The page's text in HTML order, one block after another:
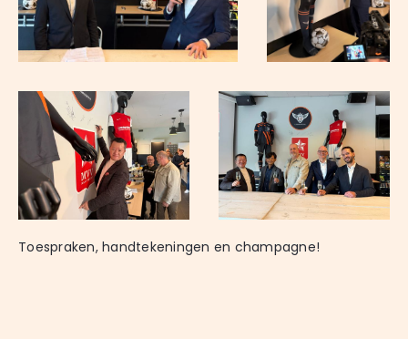
Toespraken, handtekeningen en champagne!